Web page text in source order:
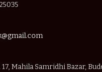
Mahila Samridhi Bazar,